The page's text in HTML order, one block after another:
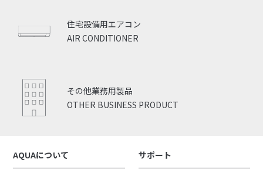
AIR CONDITIONER
住宅設備用エアコン
OTHER BUSINESS PRODUCT
その他業務用製品
AQUAについて サポート